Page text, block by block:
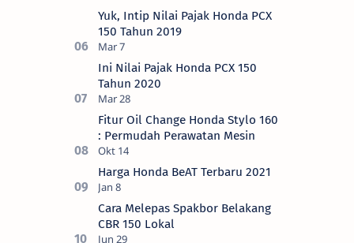
Yuk, Intip Nilai Pajak Honda PCX
150 Tahun 2019
Ini Nilai Pajak Honda PCX 150
Tahun 2020
Fitur Oil Change Honda Stylo 160
: Permudah Perawatan Mesin
Harga Honda BeAT Terbaru 2021
Cara Melepas Spakbor Belakang
CBR 150 Lokal